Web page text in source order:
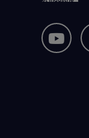
Nous